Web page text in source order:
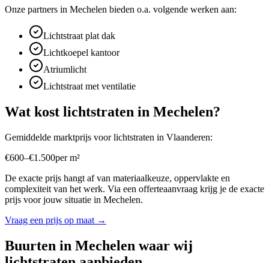
Onze partners in Mechelen bieden o.a. volgende werken aan:
Lichtstraat plat dak
Lichtkoepel kantoor
Atriumlicht
Lichtstraat met ventilatie
Wat kost lichtstraten in Mechelen?
Gemiddelde marktprijs voorlichtstraten in Vlaanderen:
€600–€1.500perm²
De exacte prijs hangt af van materiaalkeuze, oppervlakte en
complexiteit van het werk. Via een offerteaanvraag krijg je de exacte
prijs voor jouw situatie in Mechelen.
Vraag een prijs op maat →
Buurten in Mechelen waar wij